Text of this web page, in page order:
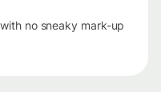
no sneaky mark-up